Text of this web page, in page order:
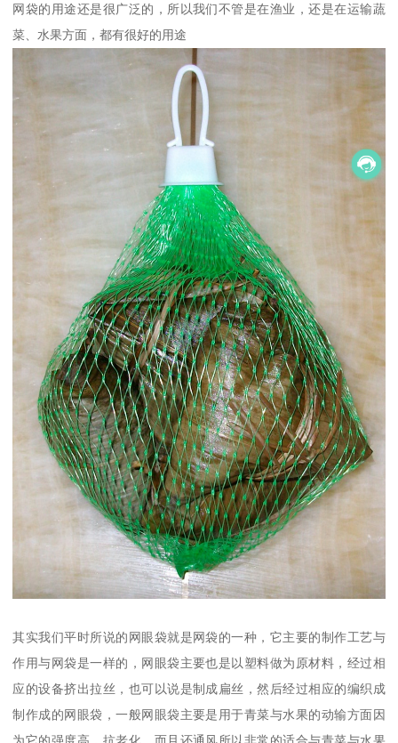
网袋的用途还是很广泛的，所以我们不管是在渔业，还是在运输蔬
菜、水果方面，都有很好的用途
其实我们平时所说的网眼袋就是网袋的一种，它主要的制作工艺与
作用与网袋是一样的，网眼袋主要也是以塑料做为原材料，经过相
应的设备挤出拉丝，也可以说是制成扁丝，然后经过相应的编织成
制作成的网眼袋，一般网眼袋主要是用于青菜与水果的动输方面因